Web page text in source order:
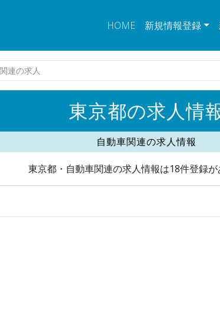
HOME 新規情報登録
連の求人
東京都の求人情
自動車関連の求人情報
東京都・自動車関連の求人情報は18件登録が